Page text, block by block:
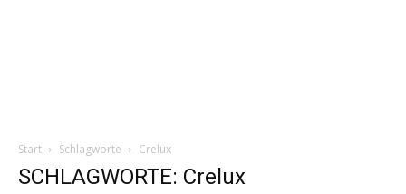
Start Schlagworte Crelux
SCHLAGWORTE: Crelux